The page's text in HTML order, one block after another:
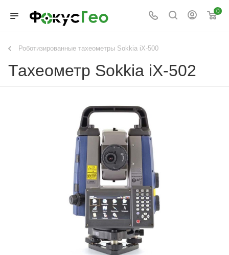
0
Роботизированные тахеометры Sokkia iX-500
Тахеометр Sokkia iX-502